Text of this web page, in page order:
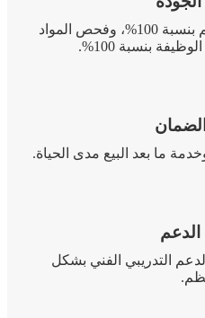
اختبار شيخوخة الإنتاج الضخم بنسبة 100%، وفحص المواد
ما بعد البيع مدى الحياة.
الدعم
التدريبي الفني بشكل